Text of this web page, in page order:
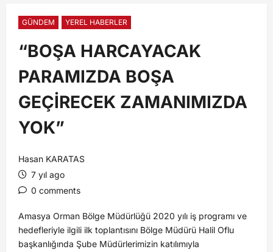
GÜNDEM YEREL HABERLER
“BOŞA HARCAYACAK
PARAMIZDA BOŞA
GEÇİRECEK ZAMANIMIZDA
YOK”
Hasan KARATAS
7 yıl ago
0 comments
Amasya Orman Bölge Müdürlüğü 2020 yılı iş programı ve
hedefleriyle ilgili ilk toplantısını Bölge Müdürü Halil Oflu
başkanlığında Şube Müdürlerimizin katılımıyla